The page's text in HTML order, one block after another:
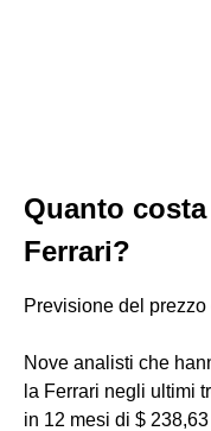
Quanto
Ferrari?
Previsione del
Nove analisti che
la Ferrari negli ultimi
in 12 mesi di $